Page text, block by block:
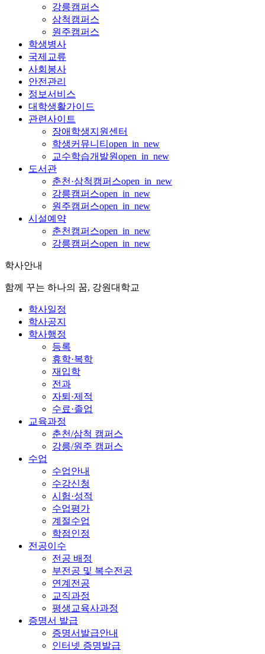
강릉캠퍼스
삼척캠퍼스
원주캠퍼스
학생병사
국제교류
사회봉사
안전관리
정보서비스
대학생활가이드
관련사이트
장애학생지원센터
학생커뮤니티 open_in_new
교수학습개발원open_in_new
도서관
춘천·삼척캠퍼스open_in_new
강릉캠퍼스open_in_new
원주캠퍼스open_in_new
시설예약
춘천캠퍼스open_in_new
강릉캠퍼스open_in_new
학사안내
함께 꾸는 하나의 꿈, 강원대학교
학사일정
학사공지
학사행정
등록
휴학·복학
재입학
전과
자퇴·제적
수료·졸업
교육과정
춘천/삼척 캠퍼스
강릉/원주 캠퍼스
수업
수업안내
수강신청
시험·성적
수업평가
계절수업
학점인정
전공이수
전공 배정
부전공 및 복수전공
연계전공
교직과정
평생교육사과정
증명서 발급
증명서발급안내
인터넷 증명발급